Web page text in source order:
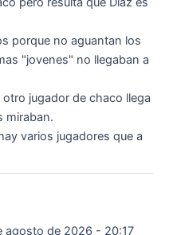
porque no aguantan los
"jovenes" no llegaban a
jugador de chaco llega
miraban.
varios jugadores que a
agosto de 2026 - 20:17